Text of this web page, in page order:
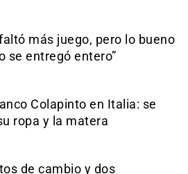
más juego, pero lo bueno
se entregó entero”
Colapinto en Italia: se
ropa y la matera
de cambio y dos